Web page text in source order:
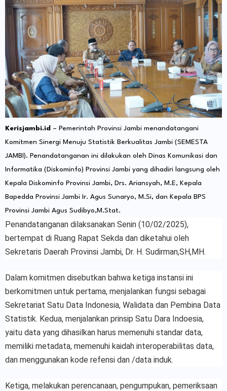
Kerisjambi.id – Pemerintah Provinsi Jambi menandatangani
Komitmen Sinergi Menuju Statistik Berkualitas Jambi (SEMESTA
JAMBI). Penandatanganan ini dilakukan oleh Dinas Komunikasi dan
Informatika (Diskominfo) Provinsi Jambi yang dihadiri langsung oleh
Kepala Diskominfo Provinsi Jambi, Drs. Ariansyah, M.E, Kepala
Bapedda Provinsi Jambi Ir. Agus Sunaryo, M.Si, dan Kepala BPS
Provinsi Jambi Agus Sudibyo,M.Stat.
Penandatanganan dilaksanakan Senin (10/02/2025),
bertempat di Ruang Rapat Sekda dan diketahui oleh
Sekretaris Daerah Provinsi Jambi, Dr. H. Sudirman,SH,MH.
Dalam komitmen disebutkan bahwa ketiga instansi ini
berkomitmen untuk pertama, menjalankan fungsi sebagai
Sekretariat Satu Data Indonesia, Walidata dan Pembina Data
Statistik. Kedua, menjalankan prinsip Satu Dara Indoesia,
yaitu data yang dihasilkan harus memenuhi standar data,
memiliki metadata, memenuhi kaidah interoperabilitas data,
dan menggunakan kode refensi dan /data induk.
Ketiga, melakukan perencanaan, pengumpukan, pemeriksaan